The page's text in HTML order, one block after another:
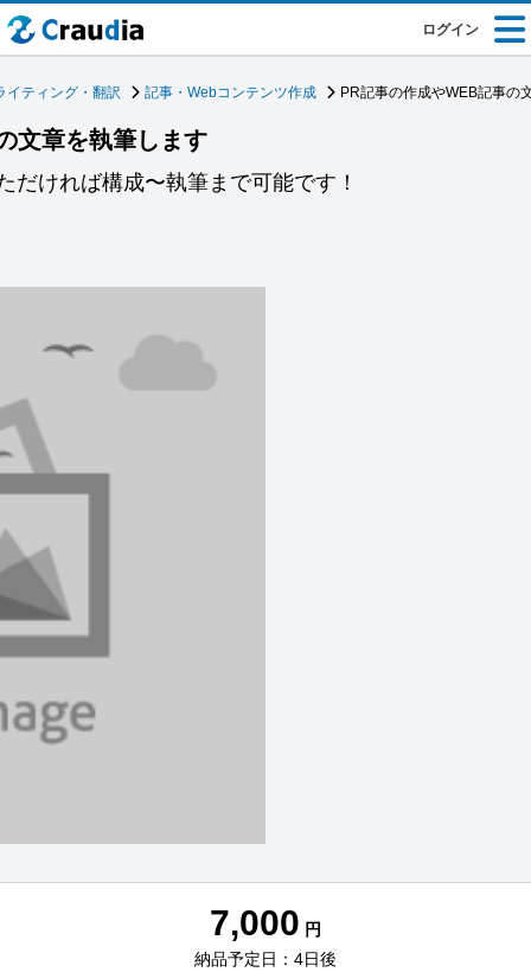
ログイン
イティング・翻訳 記事・Webコンテンツ作成 PR記事の作成やWEB記事の
文章を執筆します
だければ構成〜執筆まで可能です！
7,000 円
納品予定日：4日後